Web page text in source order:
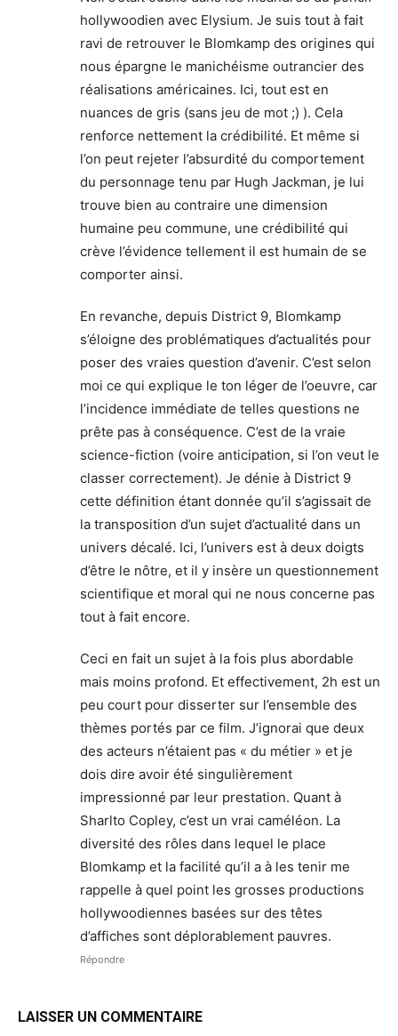
hollywoodien avec Elysium. Je suis tout à fait
ravi de retrouver le Blomkamp des origines qui
nous épargne le manichéisme outrancier des
réalisations américaines. Ici, tout est en
nuances de gris (sans jeu de mot ;) ). Cela
renforce nettement la crédibilité. Et même si
l’on peut rejeter l’absurdité du comportement
du personnage tenu par Hugh Jackman, je lui
trouve bien au contraire une dimension
humaine peu commune, une crédibilité qui
crève l’évidence tellement il est humain de se
comporter ainsi.
En revanche, depuis District 9, Blomkamp
s’éloigne des problématiques d’actualités pour
poser des vraies question d’avenir. C’est selon
moi ce qui explique le ton léger de l’oeuvre, car
l’incidence immédiate de telles questions ne
prête pas à conséquence. C’est de la vraie
science-fiction (voire anticipation, si l’on veut le
classer correctement). Je dénie à District 9
cette définition étant donnée qu’il s’agissait de
la transposition d’un sujet d’actualité dans un
univers décalé. Ici, l’univers est à deux doigts
d’être le nôtre, et il y insère un questionnement
scientifique et moral qui ne nous concerne pas
tout à fait encore.
Ceci en fait un sujet à la fois plus abordable
mais moins profond. Et effectivement, 2h est un
peu court pour disserter sur l’ensemble des
thèmes portés par ce film. J’ignorai que deux
des acteurs n’étaient pas « du métier » et je
dois dire avoir été singulièrement
impressionné par leur prestation. Quant à
Sharlto Copley, c’est un vrai caméléon. La
diversité des rôles dans lequel le place
Blomkamp et la facilité qu’il a à les tenir me
rappelle à quel point les grosses productions
hollywoodiennes basées sur des têtes
d’affiches sont déplorablement pauvres.
Répondre
LAISSER UN COMMENTAIRE